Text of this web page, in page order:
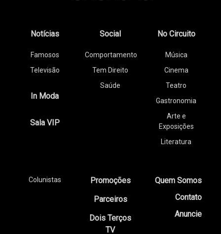
Notícias
Famosos
Televisão
In Moda
Sala VIP
Social
Comportamento
Tem Direito
Saúde
No Circuito
Música
Cinema
Teatro
Gastronomia
Arte e
Exposições
Literatura
Colunistas
Promoções
Parceiros
Dois Terços
TV
Quem Somos
Contato
Anuncie